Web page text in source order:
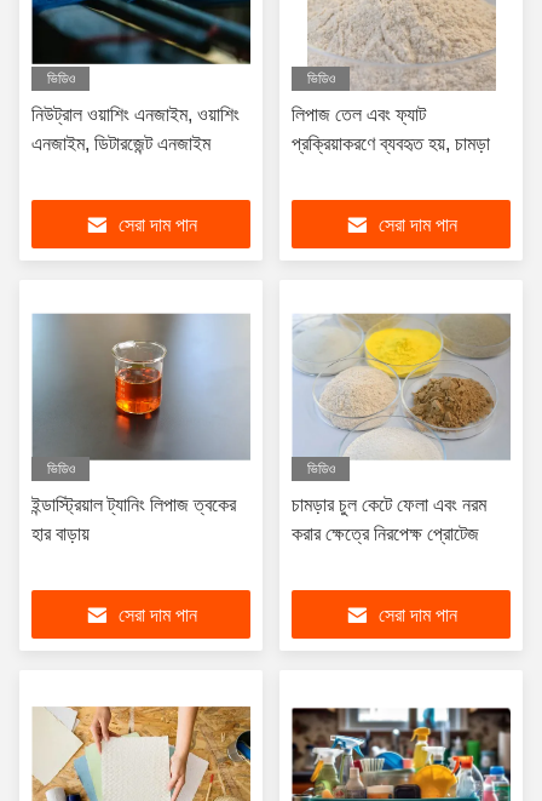
ভিডিও
নিউট্রাল ওয়াশিং এনজাইম, ওয়াশিং
এনজাইম, ডিটারজেন্ট এনজাইম
সেরা দাম পান
ভিডিও
লিপাজ তেল এবং ফ্যাট
প্রক্রিয়াকরণে ব্যবহৃত হয়, চামড়া
সেরা দাম পান
ভিডিও
ইন্ডাস্ট্রিয়াল ট্যানিং লিপাজ ত্বকের
হার বাড়ায়
সেরা দাম পান
ভিডিও
চামড়ার চুল কেটে ফেলা এবং নরম
করার ক্ষেত্রে নিরপেক্ষ প্রোটেজ
সেরা দাম পান